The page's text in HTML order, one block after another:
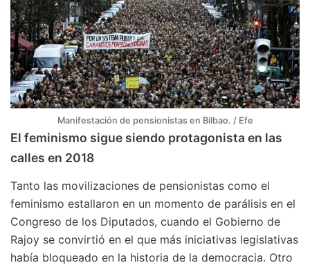
Manifestación de pensionistas en Bilbao. / Efe
El feminismo sigue siendo protagonista en las
calles en 2018
Tanto las movilizaciones de pensionistas como el
feminismo estallaron en un momento de parálisis en el
Congreso de los Diputados, cuando el Gobierno de
Rajoy se convirtió en el que más iniciativas legislativas
había bloqueado en la historia de la democracia. Otro